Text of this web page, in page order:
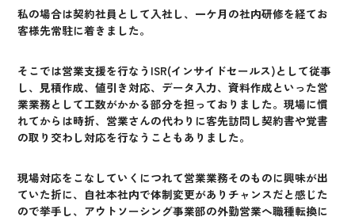
私の場合は契約社員として入社し、一ケ月の社内研修を経てお
客様先常駐に着きました。
そこでは営業支援を行なうISR(インサイドセールス)として従事
し、見積作成、値引き対応、データ入力、資料作成といった営
業業務として工数がかかる部分を担っておりました。現場に慣
れてからは時折、営業さんの代わりに客先訪問し契約書や覚書
の取り交わし対応を行なうこともありました。
現場対応をこなしていくにつれて営業業務そのものに興味が出
ていた折に、自社本社内で体制変更がありチャンスだと感じた
ので挙手し、アウトソーシング事業部の外勤営業へ職種転換に